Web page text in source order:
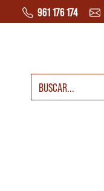
Saltar al contenido
961 176 174
Buscar: